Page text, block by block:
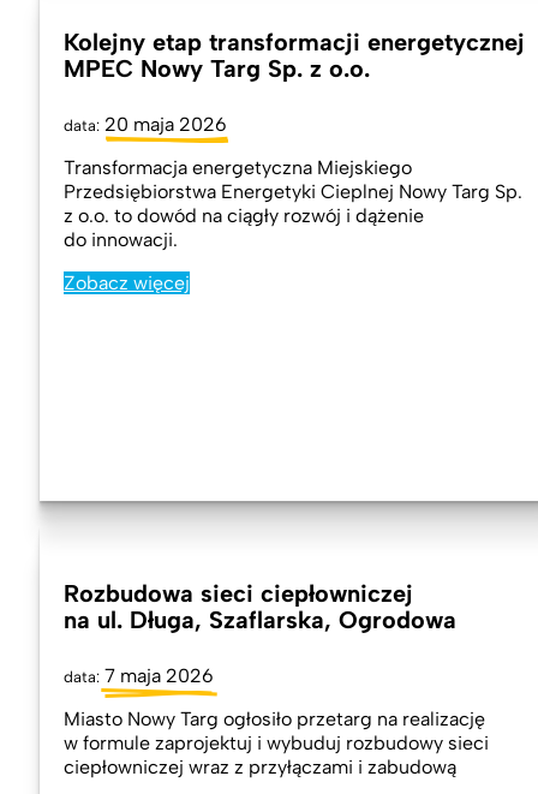
Kolejny etap transformacji energetycznej
MPEC Nowy Targ Sp. z o.o.
data: 20 maja 2026
Transformacja energetyczna Miejskiego
Przedsiębiorstwa Energetyki Cieplnej Nowy Targ Sp.
z o.o. to dowód na ciągły rozwój i dążenie
do innowacji.
Zobacz więcej
Rozbudowa sieci ciepłowniczej
na ul. Długa, Szaflarska, Ogrodowa
data: 7 maja 2026
Miasto Nowy Targ ogłosiło przetarg na realizację
w formule zaprojektuj i wybuduj rozbudowy sieci
ciepłowniczej wraz z przyłączami i zabudową